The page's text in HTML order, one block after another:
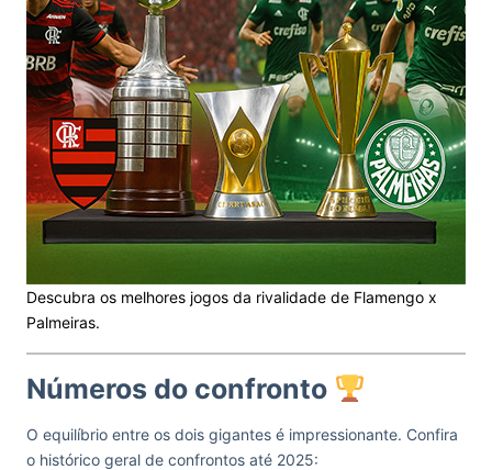
Descubra os melhores jogos da rivalidade de Flamengo x
Palmeiras.
Números do confronto
O equilíbrio entre os dois gigantes é impressionante. Confira
o histórico geral de confrontos até 2025: